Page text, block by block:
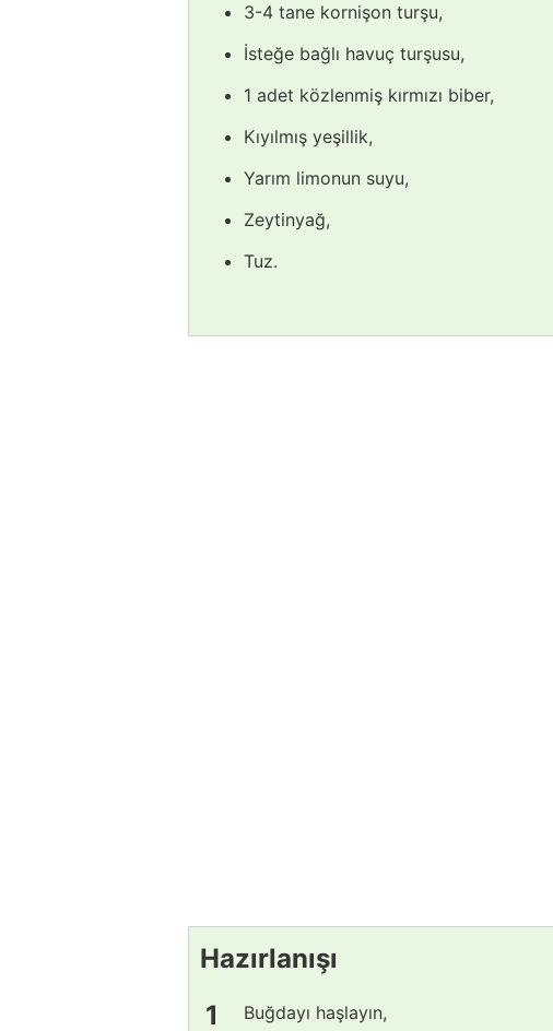
3-4 tane kornişon turşu,
İsteğe bağlı havuç turşusu,
1 adet közlenmiş kırmızı biber,
Kıyılmış yeşillik,
Yarım limonun suyu,
Zeytinyağ,
Tuz.
Hazırlanışı
Buğdayı haşlayın,